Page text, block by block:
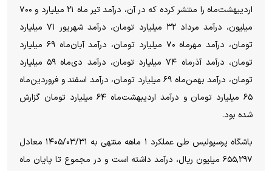
اردیبهشت‌ماه را منتشر کرده که در آن، درآمد تیر ماه ۲۱ میلیارد و ۷۰۰
میلیون، درآمد مرداد ۳۲ میلیارد تومان، درآمد شهریور ۷۱ میلیارد
تومان، درآمد مهرماه ۷۰ میلیارد تومان، درآمد آبان‌ماه ۶۹ میلیارد
تومان، درآمد آذرماه ۷۴ میلیارد تومان، درآمد دی‌ماه ۵۹ میلیارد
تومان، درآمد بهمن‌ماه ۶۹ میلیارد تومان، درآمد اسفند و فروردین‌ماه
۶۵ میلیارد تومان و درآمد اردیبهشت‌ماه ۶۴ میلیارد تومان گزارش
شده بود.
باشگاه پرسپولیس طی عملکرد ۱ ماهه منتهی به ۱۴۰۵/۰۳/۳۱ معادل
۶۵۵,۲۹۷ میلیون ریال، درآمد داشته است و در مجموع تا پایان ماه